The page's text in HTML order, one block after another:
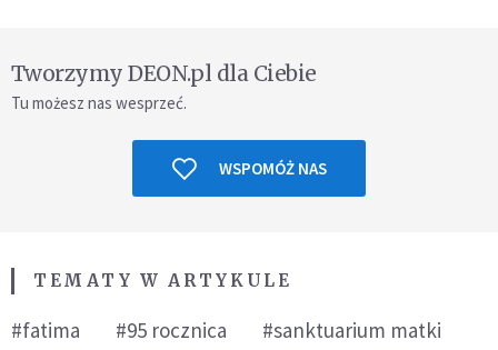
Tworzymy DEON.pl dla Ciebie
Tu możesz nas wesprzeć.
WSPOMÓŻ NAS
TEMATY W ARTYKULE
#fatima #95 rocznica
#sanktuarium matki